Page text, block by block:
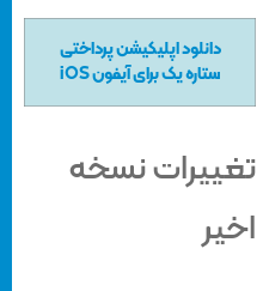
دانلود اپلیکیشن پرداختی
ستاره یک برای آیفون iOS
نسخه‌